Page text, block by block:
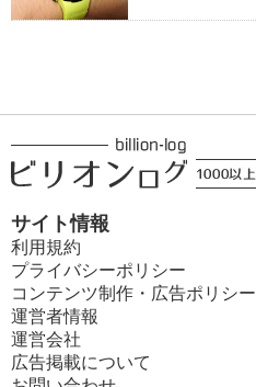
サイト情報
利用規約
プライバシーポリシー
コンテンツ制作・広告ポリシー
運営者情報
運営会社
広告掲載について